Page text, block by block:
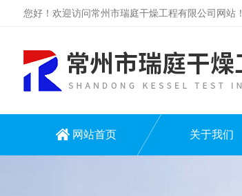
您好！欢迎访问常州市瑞庭干燥工程有限公司网站！
网站首页 关于我们